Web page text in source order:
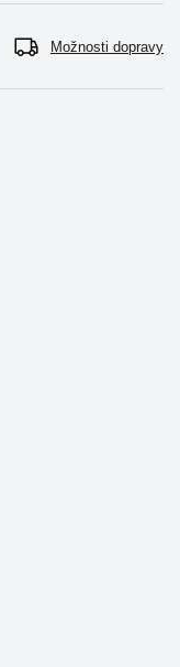
Možnosti dopravy